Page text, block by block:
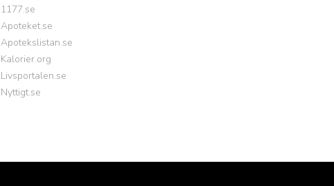
1177.se
Apoteket.se
Apotekslistan.se
Kalorier.org
Livsportalen.se
Nyttigt.se